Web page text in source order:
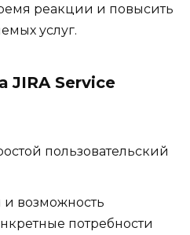
реакции и повысить
услуг.
JIRA Service
пользовательский
и возможность
потребности